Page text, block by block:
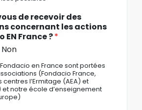
de recevoir des
concernant les actions
EN France ?*
Non
en France sont portées
(Fondacio France,
l’Ermitage (AEA) et
et notre école d’enseignement